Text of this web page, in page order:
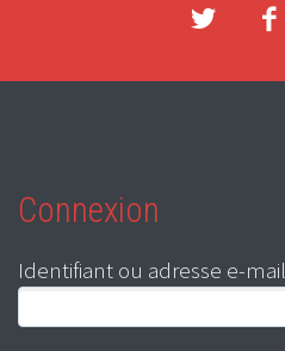
Connexion
Identifiant ou adresse e-mail